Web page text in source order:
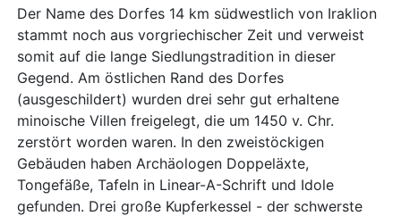
Der Name des Dorfes 14 km südwestlich von Iraklion
stammt noch aus vorgriechischer Zeit und verweist
somit auf die lange Siedlungstradition in dieser
Gegend. Am östlichen Rand des Dorfes
(ausgeschildert) wurden drei sehr gut erhaltene
minoische Villen freigelegt, die um 1450 v. Chr.
zerstört worden waren. In den zweistöckigen
Gebäuden haben Archäologen Doppeläxte,
Tongefäße, Tafeln in Linear-A-Schrift und Idole
gefunden. Drei große Kupferkessel - der schwerste